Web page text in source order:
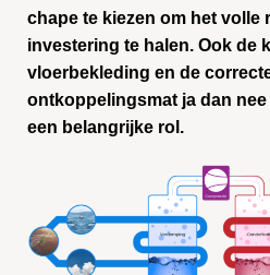
chape te kiezen om het volle
investering te halen. Ook de
vloerbekleding en de
ontkoppelingsmat ja dan nee
een belangrijke rol.